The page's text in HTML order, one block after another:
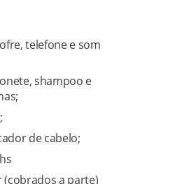
telefone e som
shampoo e
de cabelo;
a parte)